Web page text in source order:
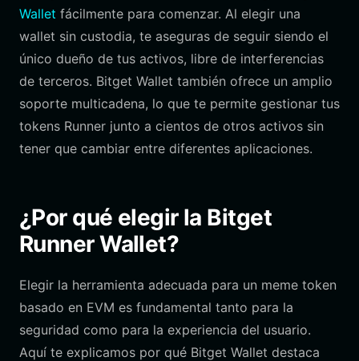
Wallet fácilmente para comenzar. Al elegir una
wallet sin custodia, te aseguras de seguir siendo el
único dueño de tus activos, libre de interferencias
de terceros. Bitget Wallet también ofrece un amplio
soporte multicadena, lo que te permite gestionar tus
tokens Runner junto a cientos de otros activos sin
tener que cambiar entre diferentes aplicaciones.
¿Por qué elegir la Bitget
Runner Wallet?
Elegir la herramienta adecuada para un meme token
basado en EVM es fundamental tanto para la
seguridad como para la experiencia del usuario.
Aquí te explicamos por qué Bitget Wallet destaca